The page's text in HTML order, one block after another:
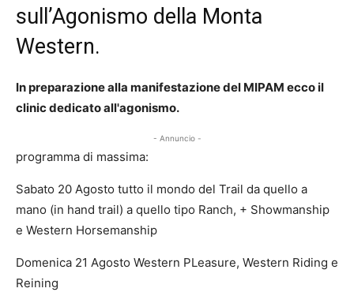
sull’Agonismo della Monta
Western.
In preparazione alla manifestazione del MIPAM ecco il
clinic dedicato all'agonismo.
- Annuncio -
programma di massima:
Sabato 20 Agosto tutto il mondo del Trail da quello a
mano (in hand trail) a quello tipo Ranch, + Showmanship
e Western Horsemanship
Domenica 21 Agosto Western PLeasure, Western Riding e
Reining